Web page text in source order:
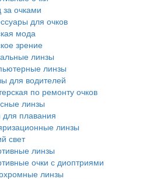
за очками
для очков
мода
зрение
линзы
линзы
для водителей
по ремонту очков
линзы
для плавания
линзы
свет
линзы
очки с диоптриями
линзы